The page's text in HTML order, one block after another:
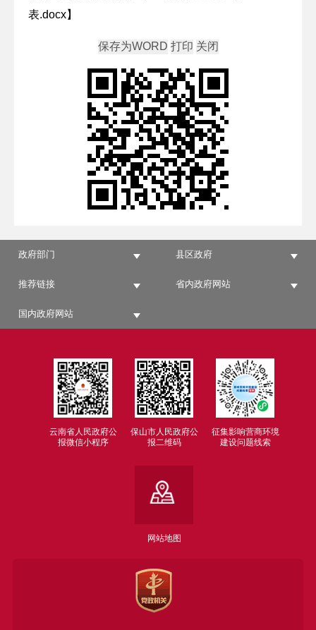
表.docx】
政府部门 县区政府
推荐链接 省内政府网站
国内政府网站
云南省人民政府公
报微信小程序
保山市人民政府公
报二维码
征集影响营商环境
建设问题线索
网站地图